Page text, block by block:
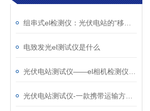
电致发光el测试仪是什么